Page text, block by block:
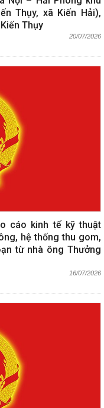
Thụy, xã Kiến Hải),
Thụy
20/07/2026
cáo kinh tế kỹ thuật
hệ thống thu gom,
từ nhà ông Thưởng
16/07/2026